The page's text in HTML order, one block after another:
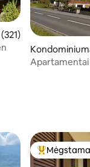
įvertinimas: 4,93 iš
Apartamentai
Svečių